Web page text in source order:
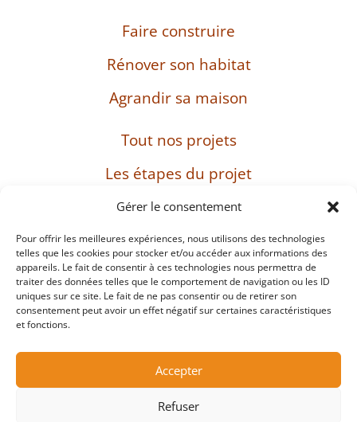
Gérer le consentement
Pour offrir les meilleures expériences, nous utilisons des technologies
telles que les cookies pour stocker et/ou accéder aux informations des
appareils. Le fait de consentir à ces technologies nous permettra de
traiter des données telles que le comportement de navigation ou les ID
uniques sur ce site. Le fait de ne pas consentir ou de retirer son
consentement peut avoir un effet négatif sur certaines caractéristiques
et fonctions.
Accepter
Refuser
Faire construire
Rénover son habitat
Agrandir sa maison
Tout nos projets
Les étapes du projet
L’entreprise
SIRET : 482 897 469 00037 – Capital : 8 000 euros
– TVA intracommunautaire : FR38482897469
Protection des données personnelles et cookies